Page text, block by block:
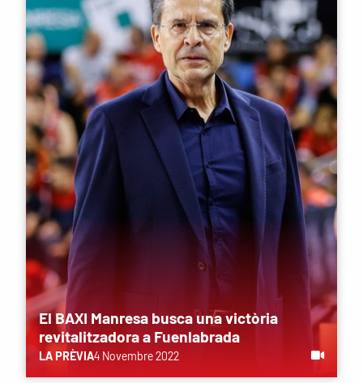
El BAXI Manresa busca una victòria
revitalitzadora a Fuenlabrada
LA PRÈVIA4 Novembre 2022